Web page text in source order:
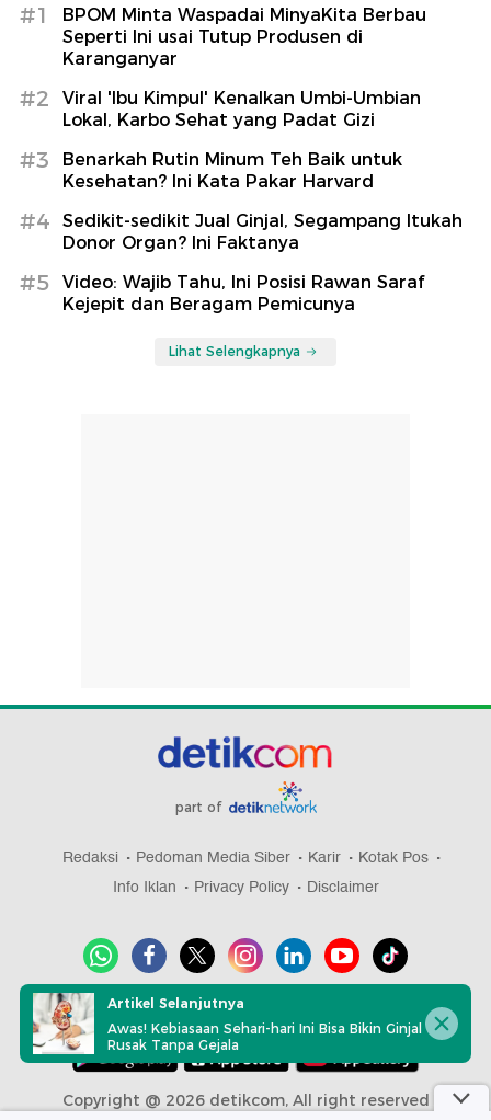
#1
BPOM Minta Waspadai MinyaKita Berbau
Seperti Ini usai Tutup Produsen di
Karanganyar
#2
Viral 'Ibu Kimpul' Kenalkan Umbi-Umbian
Lokal, Karbo Sehat yang Padat Gizi
#3
Benarkah Rutin Minum Teh Baik untuk
Kesehatan? Ini Kata Pakar Harvard
#4
Sedikit-sedikit Jual Ginjal, Segampang Itukah
Donor Organ? Ini Faktanya
#5
Video: Wajib Tahu, Ini Posisi Rawan Saraf
Kejepit dan Beragam Pemicunya
Lihat Selengkapnya
part of
Redaksi Pedoman Media Siber Karir
Kotak Pos
Info Iklan
Privacy Policy Disclaimer
Download aplikasi detikcom
Copyright @ 2026 detikcom, All right reserved
Artikel Selanjutnya
Awas! Kebiasaan Sehari-hari Ini Bisa Bikin Ginjal
Rusak Tanpa Gejala